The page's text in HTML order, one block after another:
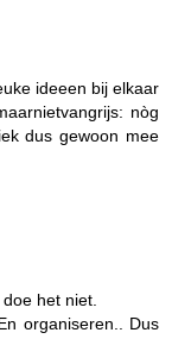
ideeen bij elkaar
nòg
dus gewoon mee
het niet.
organiseren.. Dus